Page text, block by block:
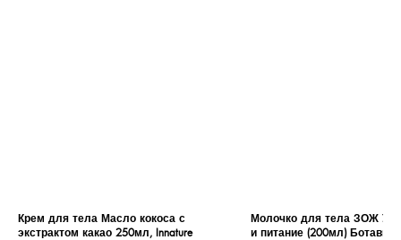
Крем для тела Масло кокоса с
экстрактом какао 250мл, Innature
Молочко для тела ЗОЖ
и питание (200мл)